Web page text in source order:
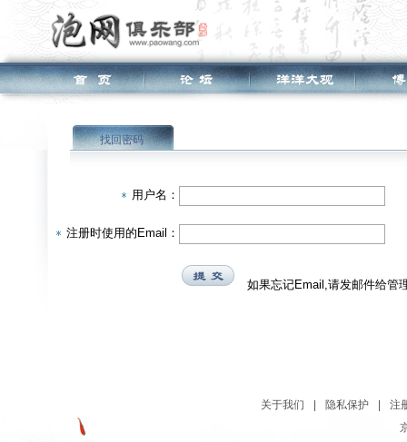
找回密码
用户名：
注册时使用的Email：
如果忘记Email,请发邮件给管
关于我们 隐私保护
注